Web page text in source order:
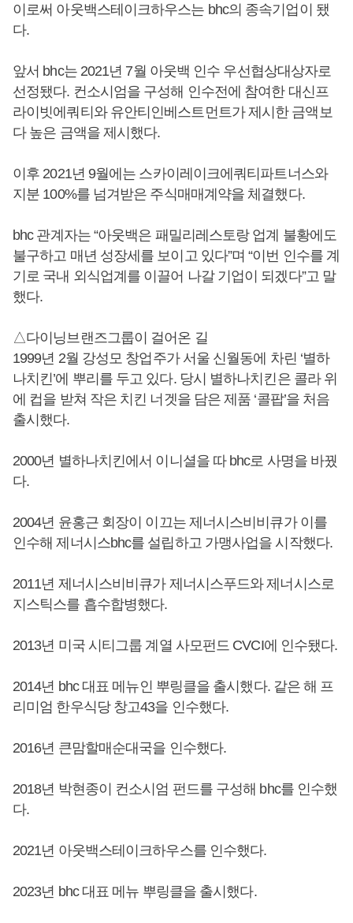
이로써 아웃백스테이크하우스는 bhc의 종속기업이 됐
다.
앞서 bhc는 2021년 7월 아웃백 인수 우선협상대상자로
선정됐다. 컨소시엄을 구성해 인수전에 참여한 대신프
라이빗에쿼티와 유안티인베스트먼트가 제시한 금액보
다 높은 금액을 제시했다.
이후 2021년 9월에는 스카이레이크에쿼티파트너스와
지분 100%를 넘겨받은 주식매매계약을 체결했다.
bhc 관계자는 “아웃백은 패밀리레스토랑 업계 불황에도
불구하고 매년 성장세를 보이고 있다”며 “이번 인수를 계
기로 국내 외식업계를 이끌어 나갈 기업이 되겠다”고 말
했다.
△다이닝브랜즈그룹이 걸어온 길
1999년 2월 강성모 창업주가 서울 신월동에 차린 ‘별하
나치킨’에 뿌리를 두고 있다. 당시 별하나치킨은 콜라 위
에 컵을 받쳐 작은 치킨 너겟을 담은 제품 ‘콜팝’을 처음
출시했다.
2000년 별하나치킨에서 이니셜을 따 bhc로 사명을 바꿨
다.
2004년 윤홍근 회장이 이끄는 제너시스비비큐가 이를
인수해 제너시스bhc를 설립하고 가맹사업을 시작했다.
2011년 제너시스비비큐가 제너시스푸드와 제너시스로
지스틱스를 흡수합병했다.
2013년 미국 시티그룹 계열 사모펀드 CVCI에 인수됐다.
2014년 bhc 대표 메뉴인 뿌링클을 출시했다. 같은 해 프
리미엄 한우식당 창고43을 인수했다.
2016년 큰맘할매순대국을 인수했다.
2018년 박현종이 컨소시엄 펀드를 구성해 bhc를 인수했
다.
2021년 아웃백스테이크하우스를 인수했다.
2023년 bhc 대표 메뉴 뿌링클을 출시했다.